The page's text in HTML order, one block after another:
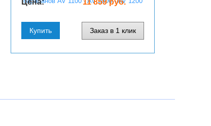
Цена: 11 859 руб.
Купить Заказ в 1 клик